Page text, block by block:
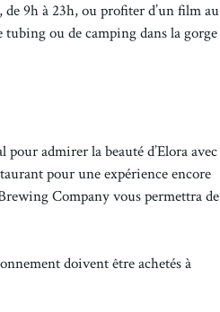
9h à 23h, ou profiter d’un film au
ou de camping dans la gorge
admirer la beauté d’Elora avec
pour une expérience encore
Company vous permettra de
doivent être achetés à